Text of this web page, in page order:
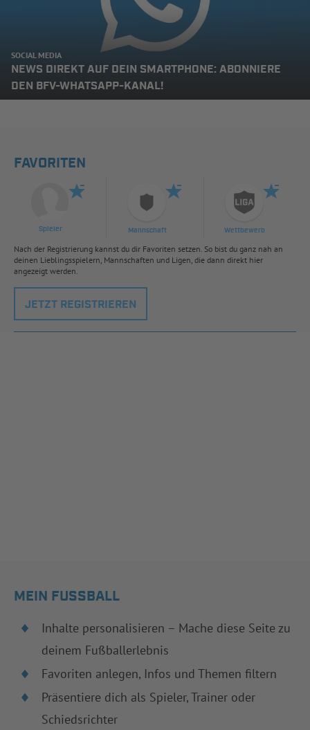
SOCIAL MEDIA
NEWS DIREKT AUF DEIN SMARTPHONE: ABONNIERE
DEN BFV-WHATSAPP-KANAL!
FAVORITEN
Spieler Mannschaft Wettbewerb
Nach der Registrierung kannst du dir Favoriten setzen. So bist du ganz nah an
deinen Lieblingsspielern, Mannschaften und Ligen, die dann direkt hier
angezeigt werden.
JETZT REGISTRIEREN
MEIN FUSSBALL
Inhalte personalisieren – Mache diese Seite zu
deinem Fußballerlebnis
Favoriten anlegen, Infos und Themen filtern
Präsentiere dich als Spieler, Trainer oder
Schiedsrichter